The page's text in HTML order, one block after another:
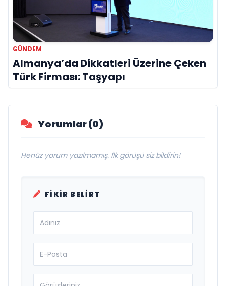
GÜNDEM
Almanya’da Dikkatleri Üzerine Çeken
Türk Firması: Taşyapı
Yorumlar (0)
Henüz yorum yazılmamış. İlk görüşü siz bildirin!
FIKIR BELIRT